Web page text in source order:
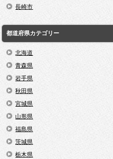
長崎市
都道府県カテゴリー
北海道
青森県
岩手県
秋田県
宮城県
山形県
福島県
茨城県
栃木県